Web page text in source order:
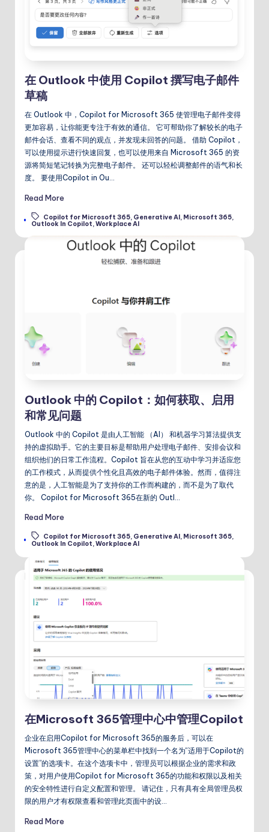
在 Outlook 中使用 Copilot 撰写电子邮件
草稿
在 Outlook 中，Copilot for Microsoft 365 使管理电子邮件变得
更加容易，让你能更专注于有效的通信。 它可帮助你了解较长的电子
邮件会话、查看不同的观点，并发现未回答的问题。 借助 Copilot，
可以使用提示进行快速回复，也可以使用来自 Microsoft 365 的资
源将简短笔记转换为完整电子邮件。 还可以轻松调整邮件的语气和长
度。 要使用Copilot in Ou…
Read More
Tags: Copilot for Microsoft 365, Generative AI, Microsoft 365,
Outlook In Copilot,Workplace AI
Outlook 中的 Copilot：如何获取、启用
和常见问题
Outlook 中的 Copilot 是由人工智能 （AI） 和机器学习算法提供支
持的虚拟助手。它的主要目标是帮助用户处理电子邮件、安排会议和
组织他们的日常工作流程。Copilot 旨在从您的互动中学习并适应您
的工作模式，从而提供个性化且高效的电子邮件体验。然而，值得注
意的是，人工智能是为了支持你的工作而构建的，而不是为了取代
你。 Copilot for Microsoft 365在新的 Outl…
Read More
Tags: Copilot for Microsoft 365, Generative AI, Microsoft 365,
Outlook In Copilot,Workplace AI
在Microsoft 365管理中心中管理Copilot
企业在启用Copilot for Microsoft 365的服务后，可以在
Microsoft 365管理中心的菜单栏中找到一个名为“适用于Copilot的
设置”的选项卡。在这个选项卡中，管理员可以根据企业的需求和政
策，对用户使用Copilot for Microsoft 365的功能和权限以及相关
的安全特性进行自定义配置和管理。 请记住，只有具有全局管理员权
限的用户才有权限查看和管理此页面中的设…
Read More